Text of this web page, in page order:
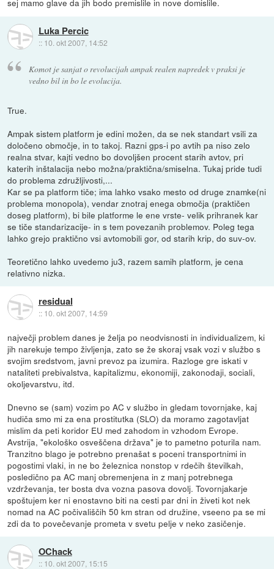
sej mamo glave da jih bodo premislile in nove domislile.
Luka Percic
:: 10. okt 2007, 14:52
Komot je sanjat o revolucijah ampak realen napredek v praksi je
vedno bil in bo le evolucija.
True.
Ampak sistem platform je edini možen, da se nek standart vsili za
določeno območje, in to takoj. Razni gps-i po avtih pa niso zelo
realna stvar, kajti vedno bo dovoljšen procent starih avtov, pri
katerih inštalacija nebo možna/praktična/smiselna. Tukaj pride tudi
do problema združljivosti,...
Kar se pa platform tiče; ima lahko vsako mesto od druge znamke(ni
problema monopola), vendar znotraj enega območja (praktičen
doseg platform), bi bile platforme le ene vrste- velik prihranek kar
se tiče standarizacije- in s tem povezanih problemov. Poleg tega
lahko grejo praktično vsi avtomobili gor, od starih krip, do suv-ov.
Teoretično lahko uvedemo ju3, razem samih platform, je cena
relativno nizka.
residual
:: 10. okt 2007, 14:59
največji problem danes je želja po neodvisnosti in individualizem, ki
jih narekuje tempo življenja, zato se že skoraj vsak vozi v službo s
svojim sredstvom, javni prevoz pa izumira. Razloge gre iskati v
nataliteti prebivalstva, kapitalizmu, ekonomiji, zakonodaji, sociali,
okoljevarstvu, itd.
Dnevno se (sam) vozim po AC v službo in gledam tovornjake, kaj
hudiča smo mi za ena prostitutka (SLO) da moramo zagotavljat
mislim da peti koridor EU med zahodom in vzhodom Evrope.
Avstrija, "ekološko osveščena država" je to pametno poturila nam.
Tranzitno blago je potrebno prenašat s poceni transportnimi in
pogostimi vlaki, in ne bo železnica nonstop v rdečih številkah,
posledično pa AC manj obremenjena in z manj potrebnega
vzdrževanja, ter bosta dva vozna pasova dovolj. Tovornjakarje
spoštujem ker ni enostavno biti na cesti par dni in živeti kot nek
nomad na AC počivališčih 50 km stran od družine, vseeno pa se mi
zdi da to povečevanje prometa v svetu pelje v neko zasičenje.
OChack
:: 10. okt 2007, 15:15